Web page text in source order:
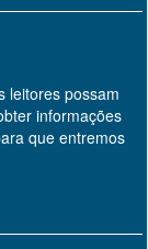
leitores possam
informações
que entremos